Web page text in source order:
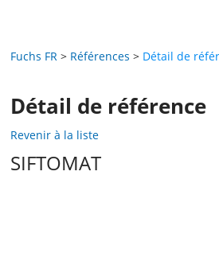
Fuchs FR Références Détail de
Détail de référence
Revenir à la liste
SIFTOMAT